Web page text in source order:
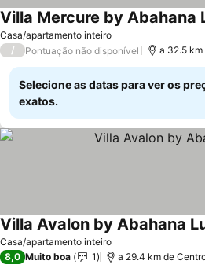
Casa/apartamento inteiro
Villa Mercure by Abahana
/ Pontuação não disponível a 32.5
Selecione as datas para ver os
exatos.
Casa/apartamento inteiro
Villa Avalon by Abahana
8,0 Muito boa 1 a 29.4 km de